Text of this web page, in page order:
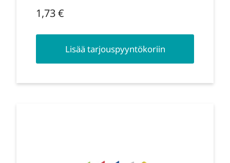
1,73€
Lisää tarjouspyyntökoriin